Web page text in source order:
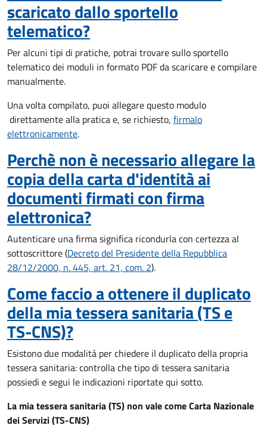
scaricato dallo sportello
telematico?
Per alcuni tipi di pratiche, potrai trovare sullo sportello
telematico dei moduli in formato PDF da scaricare e compilare
manualmente.
Una volta compilato, puoi allegare questo modulo
direttamente alla pratica e, se richiesto, firmalo
elettronicamente.
Perchè non è necessario allegare la
copia della carta d'identità ai
documenti firmati con firma
elettronica?
Autenticare una firma significa ricondurla con certezza al
sottoscrittore (Decreto del Presidente della Repubblica
28/12/2000, n. 445, art. 21, com. 2).
Come faccio a ottenere il duplicato
della mia tessera sanitaria (TS e
TS-CNS)?
Esistono due modalità per chiedere il duplicato della propria
tessera sanitaria: controlla che tipo di tessera sanitaria
possiedi e segui le indicazioni riportate qui sotto.
La mia tessera sanitaria (TS) non vale come Carta Nazionale
dei Servizi (TS-CNS)